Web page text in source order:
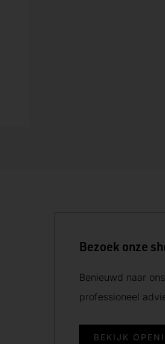
Bezoek onze
Benieuwd naar
professioneel
BEKIJK